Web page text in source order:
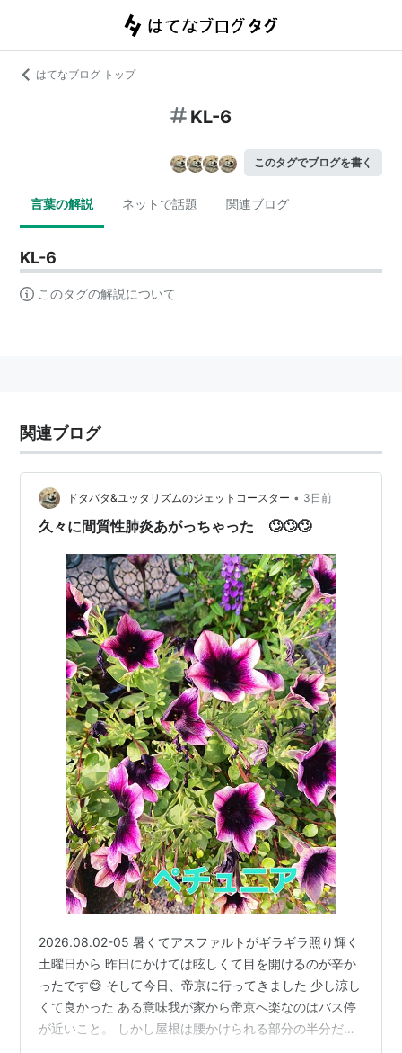
はてなブログ トップ
KL-6
このタグでブログを書く
言葉の解説 ネットで話題 関連ブログ
KL-6
このタグの解説について
関連ブログ
ドタバタ&ユッタリズムのジェットコースター • 3日前
久々に間質性肺炎あがっちゃった 🙄🙄🙄
2026.08.02-05 暑くてアスファルトがギラギラ照り輝く
土曜日から 昨日にかけては眩しくて目を開けるのが辛か
ったです😅 そして今日、帝京に行ってきました 少し涼し
くて良かった ある意味我が家から帝京へ楽なのはバス停
が近いこと。 しかし屋根は腰かけられる部分の半分だけ